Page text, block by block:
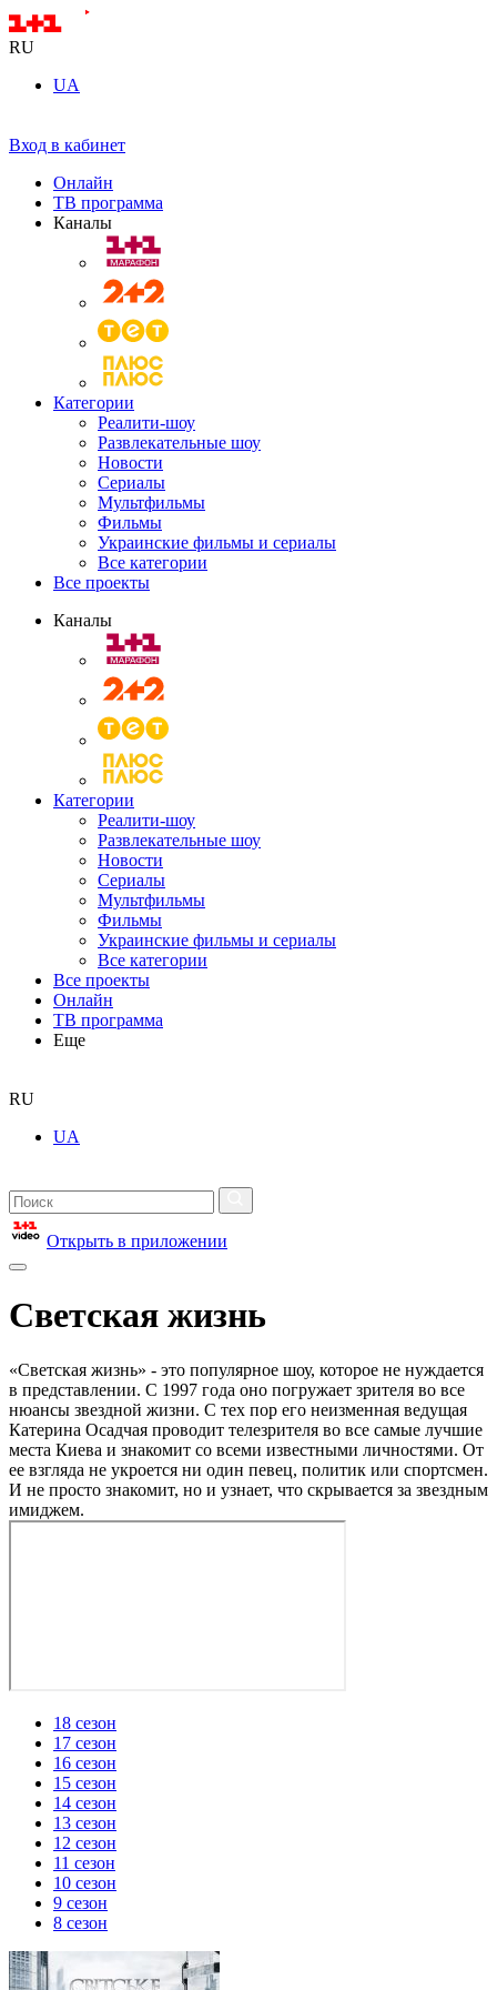
RU
UA
Вход в кабинет
Онлайн
ТВ программа
Каналы
Категории
Реалити-шоу
Развлекательные шоу
Новости
Сериалы
Мультфильмы
Фильмы
Украинские фильмы и сериалы
Все категории
Все проекты
Каналы
Категории
Реалити-шоу
Развлекательные шоу
Новости
Сериалы
Мультфильмы
Фильмы
Украинские фильмы и сериалы
Все категории
Все проекты
Онлайн
ТВ программа
Еще
RU
UA
Открыть в приложении
Светская жизнь
«Светская жизнь» - это популярное шоу, которое не нуждается
в представлении. С 1997 года оно погружает зрителя во все
нюансы звездной жизни. С тех пор его неизменная ведущая
Катерина Осадчая проводит телезрителя во все самые лучшие
места Киева и знакомит со всеми известными личностями. От
ее взгляда не укроется ни один певец, политик или спортсмен.
И не просто знакомит, но и узнает, что скрывается за звездным
имиджем.
18 сезон
17 сезон
16 сезон
15 сезон
14 сезон
13 сезон
12 сезон
11 сезон
10 сезон
9 сезон
8 сезон